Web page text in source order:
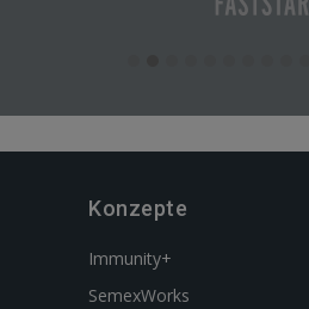
Konzepte
Immunity+
SemexWorks